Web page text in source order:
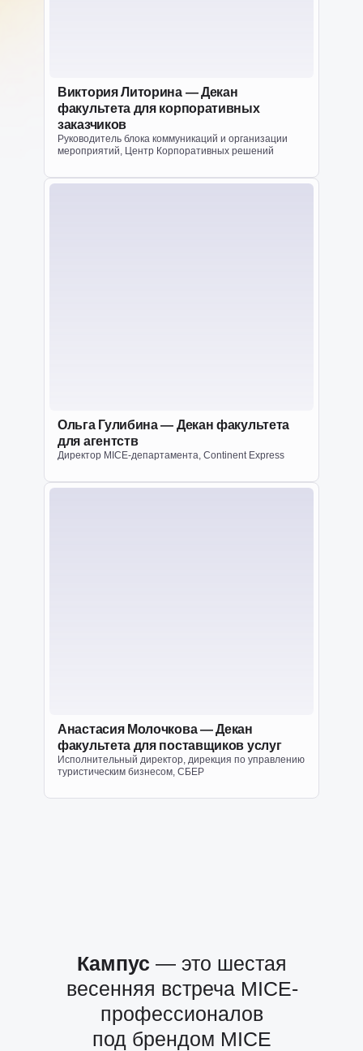
Виктория Литорина — Декан
факультета для корпоративных
заказчиков
Руководитель блока коммуникаций и организации
мероприятий, Центр Корпоративных решений
Ольга Гулибина — Декан факультета
для агентств
Директор MICE-департамента, Continent Express
Анастасия Молочкова — Декан
факультета для поставщиков услуг
Исполнительный директор, дирекция по управлению
туристическим бизнесом, СБЕР
Кампус — это шестая
весенняя встреча MICE-
профессионалов
под брендом MICE